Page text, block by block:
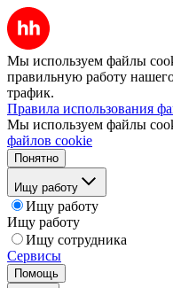
Мы используем файлы
правильную работу
трафик.
Правила использования
Мы используем файлы
файлов cookie
Понятно
Ищу работу
Ищу работу
Ищу работу
Ищу сотрудника
Сервисы
Помощь